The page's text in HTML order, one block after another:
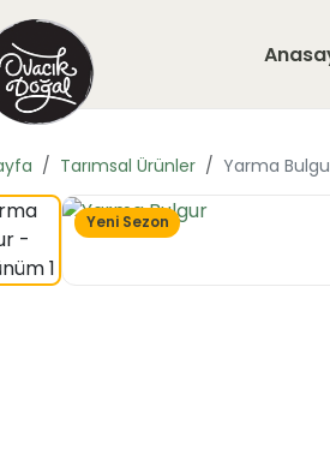
Tarımsal Ürünler Yarma
Yeni Sezon